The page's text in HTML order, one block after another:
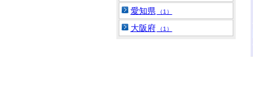
愛知県 （1）
大阪府 （1）